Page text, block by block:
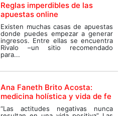
Reglas imperdibles de las
apuestas online
Existen muchas casas de apuestas
donde puedes empezar a generar
ingresos. Entre ellas se encuentra
Rivalo –un sitio recomendado
para...
Ana Faneth Brito Acosta:
medicina holística y vida de fe
“Las actitudes negativas nunca